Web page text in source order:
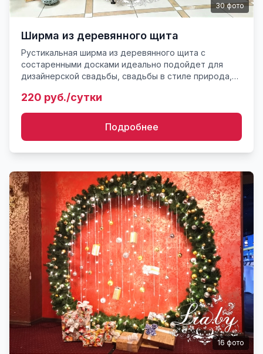
30фото
Ширма из деревянного щита
Рустикальная ширма из деревянного щита с
состаренными досками идеально подойдет для
дизайнерской свадьбы, свадьбы в стиле природа,
деревянным интерьером. Рек...
220 руб./сутки
Подробнее
16 фото